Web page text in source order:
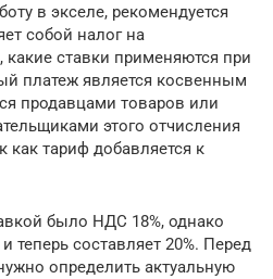
в экселе, рекомендуется
собой налог на
ставки применяются при
платеж является косвенным
продавцами товаров или
этого отчисления
как тариф добавляется к
было НДС 18%, однако
теперь составляет 20%. Перед
определить актуальную